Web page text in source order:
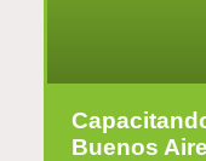
Buenos